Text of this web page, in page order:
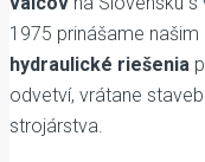
1975 prinášame
hydraulické riešenia
odvetví, vrátane
strojárstva.